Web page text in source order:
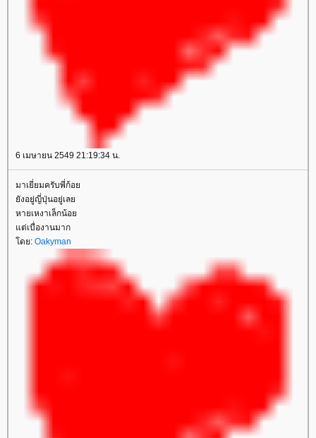
6 เมษายน 2549 21:19:34 น.
มาเยี่ยมครับพี่ก้อย
ยังอยู่ญี่ปุ่นอยู่เลย
หายเหงาเล็กน้อย
แต่เบื่องานมาก
โดย: Oakyman